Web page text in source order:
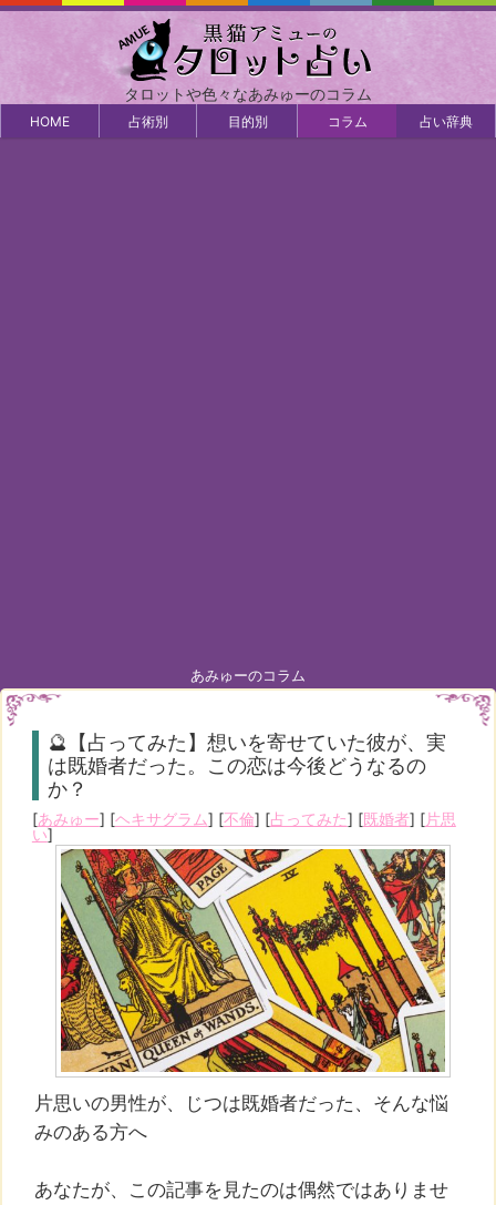
タロットや色々なあみゅーのコラム
HOME 占術別 目的別 コラム 占い辞典
あみゅーのコラム
🔮【占ってみた】想いを寄せていた彼が、実
は既婚者だった。この恋は今後どうなるの
か？
[あみゅー] [ヘキサグラム] [不倫] [占ってみた] [既婚者] [片思
い]
片思いの男性が、じつは既婚者だった、そんな悩
みのある方へ
あなたが、この記事を見たのは偶然ではありませ